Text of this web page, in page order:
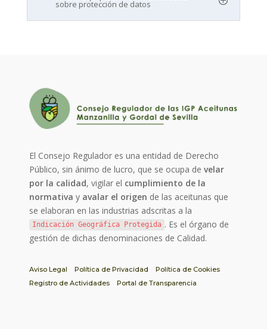
sobre protección de datos
El Consejo Regulador es una entidad de Derecho
Público, sin ánimo de lucro, que se ocupa develar
por la calidad, vigilar el cumplimiento de la
normativa y avalar el origen de las aceitunas que
se elaboran en las industrias adscritas a la
Indicación Geográfica Protegida . Es el órgano de
gestión de dichas denominaciones de Calidad.
Aviso Legal Política de Privacidad
Política de Cookies
Registro de Actividades
Portal de Transparencia